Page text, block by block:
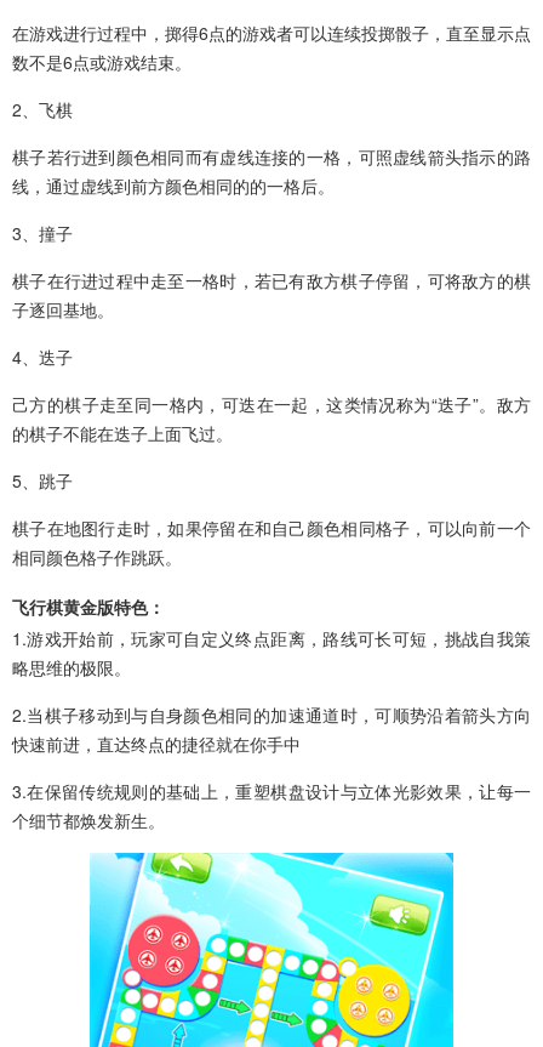
在游戏进行过程中，掷得6点的游戏者可以连续投掷骰子，直至显示点
数不是6点或游戏结束。
2、飞棋
棋子若行进到颜色相同而有虚线连接的一格，可照虚线箭头指示的路
线，通过虚线到前方颜色相同的的一格后。
3、撞子
棋子在行进过程中走至一格时，若已有敌方棋子停留，可将敌方的棋
子逐回基地。
4、迭子
己方的棋子走至同一格内，可迭在一起，这类情况称为“迭子”。敌方
的棋子不能在迭子上面飞过。
5、跳子
棋子在地图行走时，如果停留在和自己颜色相同格子，可以向前一个
相同颜色格子作跳跃。
飞行棋黄金版特色：
1.游戏开始前，玩家可自定义终点距离，路线可长可短，挑战自我策
略思维的极限。
2.当棋子移动到与自身颜色相同的加速通道时，可顺势沿着箭头方向
快速前进，直达终点的捷径就在你手中
3.在保留传统规则的基础上，重塑棋盘设计与立体光影效果，让每一
个细节都焕发新生。